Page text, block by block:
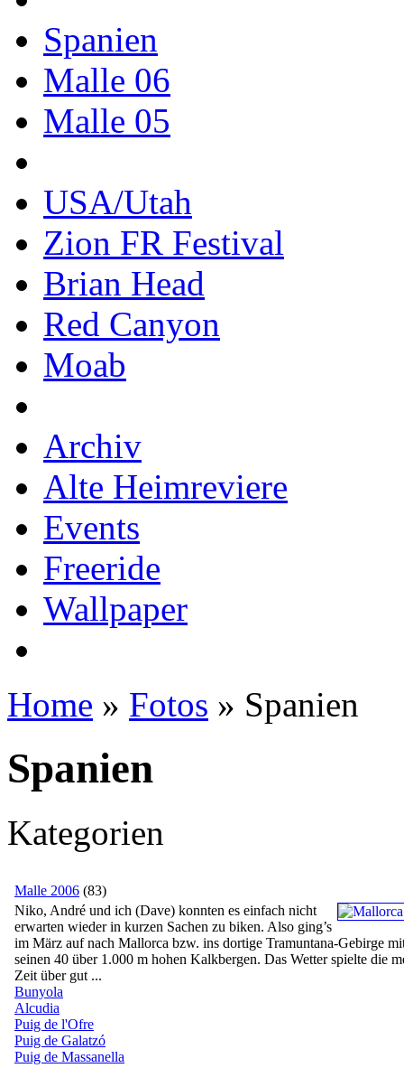
Spanien
Malle 06
Malle 05
USA/Utah
Zion FR Festival
Brian Head
Red Canyon
Moab
Archiv
Alte Heimreviere
Events
Freeride
Wallpaper
Home » Fotos » Spanien
Spanien
Kategorien
Malle 2006 (83)
Niko, André und ich (Dave) konnten es einfach nicht
erwarten wieder in kurzen Sachen zu biken. Also ging’s
im März auf nach Mallorca bzw. ins dortige Tramuntana-Gebirge
seinen 40 über 1.000 m hohen Kalkbergen. Das Wetter spielte die
Zeit über gut ...
Bunyola
Alcudia
Puig de l'Ofre
Puig de Galatzó
Puig de Massanella